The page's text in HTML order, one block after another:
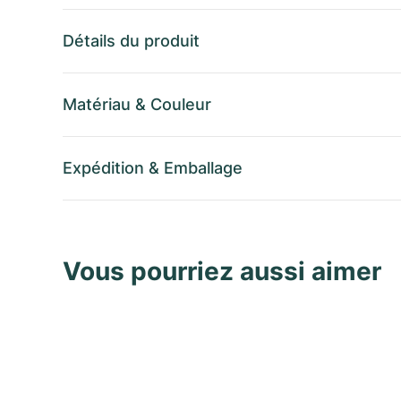
Détails du produit
Matériau & Couleur
Expédition & Emballage
Vous pourriez aussi aimer